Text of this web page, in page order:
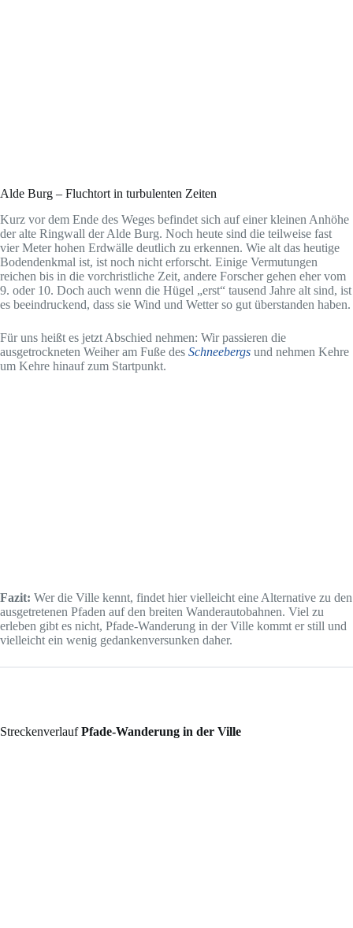
Alde Burg – Fluchtort in turbulenten Zeiten
Kurz vor dem Ende des Weges befindet sich auf einer kleinen Anhöhe
der alte Ringwall der Alde Burg. Noch heute sind die teilweise fast
vier Meter hohen Erdwälle deutlich zu erkennen. Wie alt das heutige
Bodendenkmal ist, ist noch nicht erforscht. Einige Vermutungen
reichen bis in die vorchristliche Zeit, andere Forscher gehen eher vom
9. oder 10. Doch auch wenn die Hügel „erst“ tausend Jahre alt sind, ist
es beeindruckend, dass sie Wind und Wetter so gut überstanden haben.
Für uns heißt es jetzt Abschied nehmen: Wir passieren die
ausgetrockneten Weiher am Fuße des Schneebergs und nehmen Kehre
um Kehre hinauf zum Startpunkt.
Fazit: Wer die Ville kennt, findet hier vielleicht eine Alternative zu den
ausgetretenen Pfaden auf den breiten Wanderautobahnen. Viel zu
erleben gibt es nicht, Pfade-Wanderung in der Ville kommt er still und
vielleicht ein wenig gedankenversunken daher.
StreckenverlaufPfade-Wanderung in der Ville